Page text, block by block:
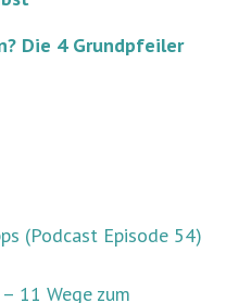
Die 4 Grundpfeiler
(Podcast Episode 54)
11 Wege zum